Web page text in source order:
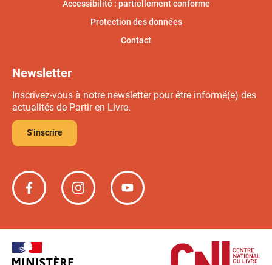
Accessibilité : partiellement conforme
Protection des données
Contact
Newsletter
Inscrivez-vous à notre newsletter pour être informé(e) des
actualités de Partir en Livre.
S'inscrire
Partir
en
sur
Facebook
Partir
en
sur
Partir
en
sur